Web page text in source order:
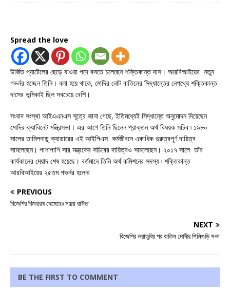
Spread the love
উর্জিত প্যাটেলের ছেড়ে যাওয়া পদে বসতে চলেছেন শক্তিকান্ত দাস। আরবিআইয়ের নতুন
গভর্নর হচ্ছেন তিনি। বলা হয়ে থাকে, মোদির নোট বাতিলের সিদ্ধান্তের নেপথ্যে শক্তিকান্ত
দাসের ভূমিকাই ছিল সবচেয়ে বেশি।
সংবাদ সংস্থা আইএএনএস সূত্রে জানা গেছে, ইতিমধ্যেই সিদ্ধান্তে অনুমোদন দিয়েছেন
মোদির ক্যাবিনেট মন্ত্রিসভা। এর আগে তিনি ছিলেন প্রাক্তন অর্থ বিষয়ক সচিব ৷ ১৯৮০
সালের তামিলনাড়ু ক্যাডারের এই আইপিএস কর্মজীবনে একাধিক গুরুত্বপূর্ণ দায়িত্ব
সামলেছেন। পাশাপাশি সার মন্ত্রকের সচিবের দায়িত্বও সামলেছেন। ২০১৭ সালে তাঁর
কার্যকালের মেয়াদ শেষ হয়েছে। বর্তমানে তিনি অর্থ কমিশনের সদস্য ৷ শক্তিকান্ত
আরবিআইয়ের ২৫তম গভর্নর হলেন৷
PREVIOUS
বিজেপির বিজয়রথ থেমেছেঃ সঞ্জয় রাউত
NEXT
বিজেপির ভরাডুবির পর বাতিল মোদীর শিলিগুড়ি সভা
BE THE FIRST TO COMMENT